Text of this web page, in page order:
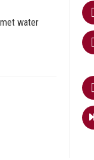
water